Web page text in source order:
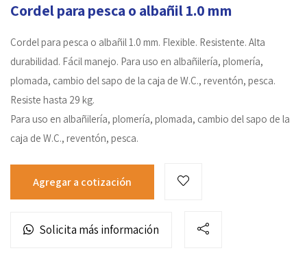
Cordel para pesca o albañil 1.0 mm
Cordel para pesca o albañil 1.0 mm. Flexible. Resistente. Alta
durabilidad. Fácil manejo. Para uso en albañilería, plomería,
plomada, cambio del sapo de la caja de W.C., reventón, pesca.
Resiste hasta 29 kg.
Para uso en albañilería, plomería, plomada, cambio del sapo de la
caja de W.C., reventón, pesca.
Agregar a cotización
Solicita más información